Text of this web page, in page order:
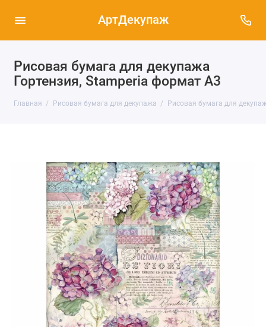
АртДекупаж
Рисовая бумага для декупажа
Гортензия, Stamperia формат А3
Главная Рисовая бумага для декупажа Рисовая бумага для